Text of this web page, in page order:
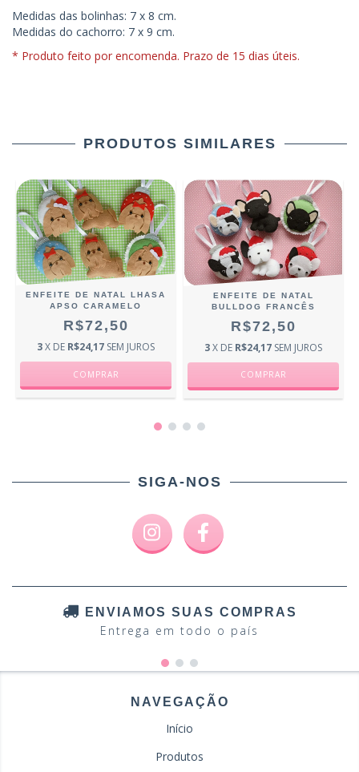
Medidas das bolinhas: 7 x 8 cm.
Medidas do cachorro: 7 x 9 cm.
* Produto feito por encomenda. Prazo de 15 dias úteis.
PRODUTOS SIMILARES
ENFEITE DE NATAL LHASA
APSO CARAMELO
R$72,50
3X DE R$24,17 SEM JUROS
ENFEITE DE NATAL
BULLDOG FRANCÊS
R$72,50
3X DE R$24,17 SEM JUROS
SIGA-NOS
ENVIAMOS SUAS COMPRAS
Entrega em todo o país
NAVEGAÇÃO
Início
Produtos